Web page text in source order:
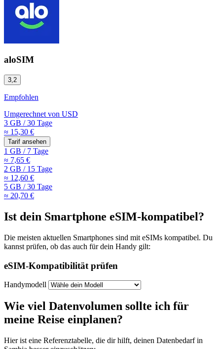
aloSIM
3,2
Empfohlen
Umgerechnet von USD
3 GB /30 Tage
≈ 15,30 €
Tarif ansehen
1 GB /7 Tage
≈ 7,65 €
2 GB /15 Tage
≈ 12,60 €
5 GB /30 Tage
≈ 20,70 €
Ist dein Smartphone eSIM-kompatibel?
Die meisten aktuellen Smartphones sind mit eSIMs kompatibel. Du
kannst prüfen, ob das auch für dein Handy gilt:
eSIM-Kompatibilität prüfen
Handymodell
Wie viel Datenvolumen sollte ich für
meine Reise einplanen?
Hier ist eine Referenztabelle, die dir hilft, deinen Datenbedarfin